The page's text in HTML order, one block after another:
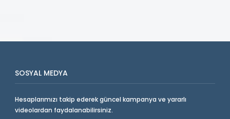
SOSYAL MEDYA
Hesaplarımızı takip ederek güncel kampanya ve yararlı
videolardan faydalanabilirsiniz.